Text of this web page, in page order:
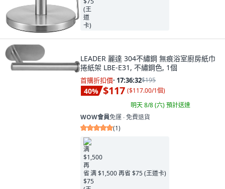
LEADER 麗達 304不繡鋼 無痕浴室廚房紙巾
捲紙架 LBE-E31, 不繡鋼色, 1個
首購折扣價· 17:36:31$195
40% $117 ($117.00/1個)
明天 8/8 (六)預計送達
WOW會員免運 ∙ 免費退貨
(1)
满 $1,500 再省 $75 (王道卡)